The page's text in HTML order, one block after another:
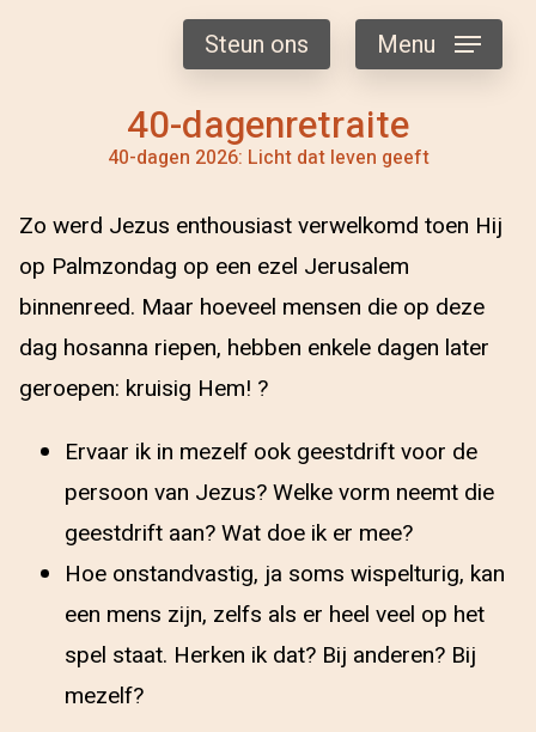
40-dagenretraite
40-dagen 2026: Licht dat leven geeft
Steun ons Menu
Zo werd Jezus enthousiast verwelkomd toen Hij
op Palmzondag op een ezel Jerusalem
binnenreed. Maar hoeveel mensen die op deze
dag hosanna riepen, hebben enkele dagen later
geroepen: kruisig Hem! ?
Ervaar ik in mezelf ook geestdrift voor de
persoon van Jezus? Welke vorm neemt die
geestdrift aan? Wat doe ik er mee?
Hoe onstandvastig, ja soms wispelturig, kan
een mens zijn, zelfs als er heel veel op het
spel staat. Herken ik dat? Bij anderen? Bij
mezelf?